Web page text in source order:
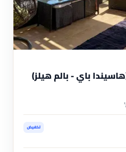
باي - بالم هيلز)
تخفيض